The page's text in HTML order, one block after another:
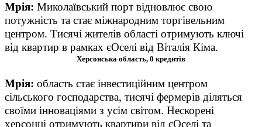
Мрія: Миколаївський порт відновлює свою
потужність та стає міжнародним торгівельним
центром. Тисячі жителів області отримують ключі
від квартир в рамках єОселі від Віталія Кіма.
Херсонська область, 0 кредитів
Мрія: область стає інвестиційним центром
сільського господарства, тисячі фермерів діляться
своїми інноваціями з усім світом. Нескорені
херсонці отримують квартири від єОселі та